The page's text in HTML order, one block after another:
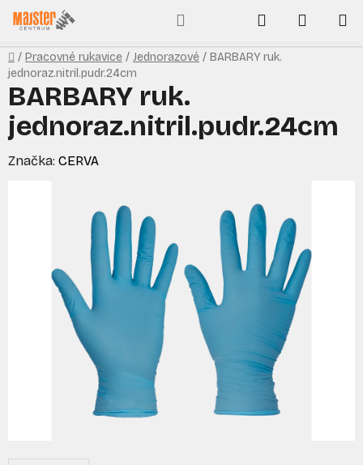
Prejsť
na
obsah
Hľadať
KOŠÍK
Domov
/ Pracovné rukavice / Jednorazové / BARBARY ruk.
jednoraz.nitril.pudr.24cm
BARBARY ruk.
jednoraz.nitril.pudr.24cm
Značka: CERVA